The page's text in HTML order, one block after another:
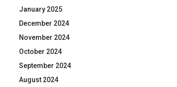
January 2025
December 2024
November 2024
October 2024
September 2024
August 2024